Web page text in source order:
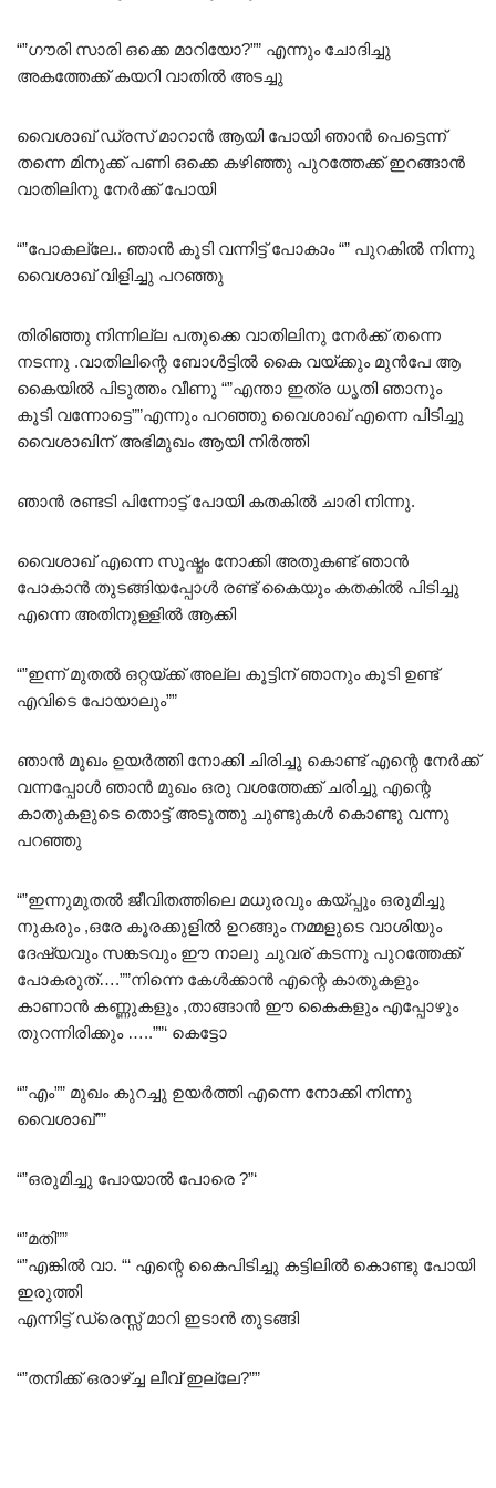
“”ഗൗരി സാരി ഒക്കെ മാറിയോ?”” എന്നും ചോദിച്ചു
അകത്തേക്ക് കയറി വാതിൽ അടച്ചു
വൈശാഖ് ഡ്രസ് മാറാൻ ആയി പോയി ഞാൻ പെട്ടെന്ന്
തന്നെ മിനുക്ക് പണി ഒക്കെ കഴിഞ്ഞു പുറത്തേക്ക് ഇറങ്ങാൻ
വാതിലിനു നേർക്ക് പോയി
“”പോകല്ലേ.. ഞാൻ കൂടി വന്നിട്ട് പോകാം “” പുറകിൽ നിന്നു
വൈശാഖ് വിളിച്ചു പറഞ്ഞു
തിരിഞ്ഞു നിന്നില്ല പതുക്കെ വാതിലിനു നേർക്ക് തന്നെ
നടന്നു .വാതിലിന്റെ ബോൾട്ടിൽ കൈ വയ്ക്കും മുൻപേ ആ
കൈയിൽ പിടുത്തം വീണു “”എന്താ ഇത്ര ധൃതി ഞാനും
കൂടി വന്നോട്ടെ””എന്നും പറഞ്ഞു വൈശാഖ് എന്നെ പിടിച്ചു
വൈശാഖിന് അഭിമുഖം ആയി നിർത്തി
ഞാൻ രണ്ടടി പിന്നോട്ട് പോയി കതകിൽ ചാരി നിന്നു.
വൈശാഖ് എന്നെ സൂഷ്മം നോക്കി അതുകണ്ട് ഞാൻ
പോകാൻ തുടങ്ങിയപ്പോൾ രണ്ട് കൈയും കതകിൽ പിടിച്ചു
എന്നെ അതിനുള്ളിൽ ആക്കി
“”ഇന്ന് മുതൽ ഒറ്റയ്ക്ക് അല്ല കൂട്ടിന് ഞാനും കൂടി ഉണ്ട്
എവിടെ പോയാലും””
ഞാൻ മുഖം ഉയർത്തി നോക്കി ചിരിച്ചു കൊണ്ട് എന്റെ നേർക്ക്
വന്നപ്പോൾ ഞാൻ മുഖം ഒരു വശത്തേക്ക് ചരിച്ചു എന്റെ
കാതുകളുടെ തൊട്ട് അടുത്തു ചുണ്ടുകൾ കൊണ്ടു വന്നു
പറഞ്ഞു
“”ഇന്നുമുതൽ ജീവിതത്തിലെ മധുരവും കയ്പ്പും ഒരുമിച്ചു
നുകരും ,ഒരേ കൂരക്കുളിൽ ഉറങ്ങും നമ്മളുടെ വാശിയും
ദേഷ്യവും സങ്കടവും ഈ നാലു ചുവര് കടന്നു പുറത്തേക്ക്
പോകരുത്….””നിന്നെ കേൾക്കാൻ എന്റെ കാതുകളും
കാണാൻ കണ്ണുകളും ,താങ്ങാൻ ഈ കൈകളും എപ്പോഴും
തുറന്നിരിക്കും …..””‘ കെട്ടോ
“”എം”” മുഖം കുറച്ചു ഉയർത്തി എന്നെ നോക്കി നിന്നു
വൈശാഖ്””
“”ഒരുമിച്ചു പോയാൽ പോരെ ?”‘
“”മതി””
“”എങ്കിൽ വാ. “‘ എന്റെ കൈപിടിച്ചു കട്ടിലിൽ കൊണ്ടു പോയി
ഇരുത്തി
എന്നിട്ട് ഡ്രെസ്സ് മാറി ഇടാൻ തുടങ്ങി
“”തനിക്ക് ഒരാഴ്ച്ച ലീവ് ഇല്ലേ?””